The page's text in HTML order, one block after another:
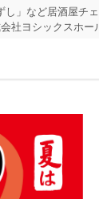
し」など居酒屋チ
社ヨシックスホー
プ